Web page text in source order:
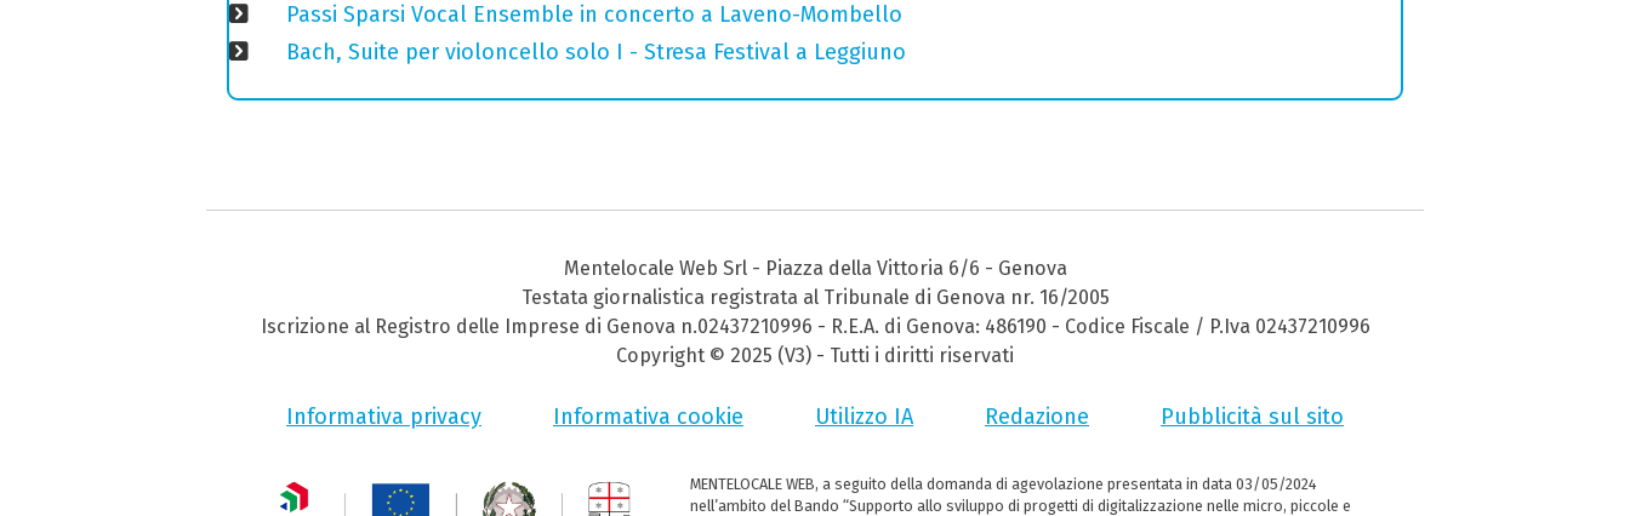
Passi Sparsi Vocal Ensemble in concerto a Laveno-Mombello
Bach, Suite per violoncello solo I - Stresa Festival a Leggiuno
Mentelocale Web Srl - Piazza della Vittoria 6/6 - Genova
Testata giornalistica registrata al Tribunale di Genova nr. 16/2005
Iscrizione al Registro delle Imprese di Genova n.02437210996 - R.E.A. di Genova: 486190 - Codice Fiscale / P.Iva 02437210996
Copyright © 2025 (V3) - Tutti i diritti riservati
Informativa privacy Informativa cookie Utilizzo IA Redazione Pubblicità sul sito
MENTELOCALE WEB, a seguito della domanda di agevolazione presentata in data 03/05/2024
nell’ambito del Bando “Supporto allo sviluppo di progetti di digitalizzazione nelle micro, piccole e